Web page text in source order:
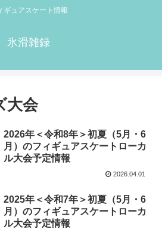
ギュアスケート情報
氷滑雑録
大会
2026年＜令和8年＞初夏（5月・6
月）のフィギュアスケートローカ
ル大会予定情報
2026.04.01
2025年＜令和7年＞初夏（5月・6
月）のフィギュアスケートローカ
ル大会予定情報